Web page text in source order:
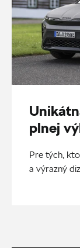
plnej
Pre tých,
a výrazný